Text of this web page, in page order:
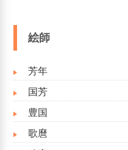
絵師
芳年
国芳
豊国
歌麿